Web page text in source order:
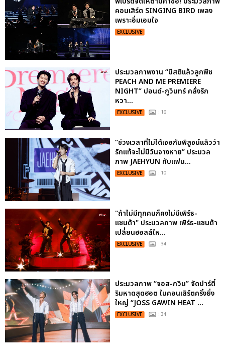
คอนเสิร์ต SINGING BIRD เพลง
เพราะอิ่มเอมใจ
EXCLUSIVE
ประมวลภาพงาน “มีสติแล้วลูกพีช
PEACH AND ME PREMIERE
NIGHT” ปอนด์-ภูวินทร์ คลั่งรัก
หวา...
EXCLUSIVE : 16
“ช่วงเวลาที่ไม่ได้เจอกันพิสูจน์แล้วว่า
รักแท้จะไม่มีวันจางหาย” ประมวล
ภาพ JAEHYUN กับแฟน...
EXCLUSIVE : 10
"ถ้าไม่มีทุกคนก็คงไม่มีเพิร์ธ-
แซนต้า" ประมวลภาพ เพิร์ธ-แซนต้า
เปลี่ยนฮอลล์ให...
EXCLUSIVE : 34
ประมวลภาพ “จอส-กวิน” จัดปาร์ตี้
ริมหาดสุดฮอต ในคอนเสิร์ตครั้งยิ่ง
ใหญ่ “JOSS GAWIN HEAT ...
EXCLUSIVE : 34